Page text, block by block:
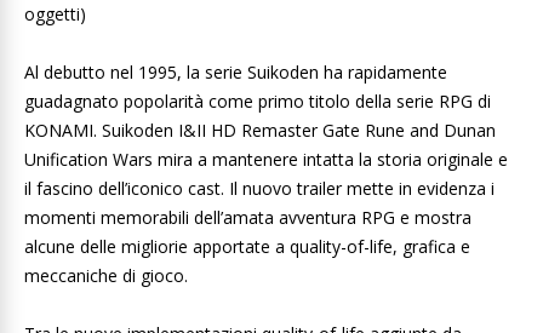
oggetti)
Al debutto nel 1995, la serie Suikoden ha rapidamente
guadagnato popolarità come primo titolo della serie RPG di
KONAMI. Suikoden I&II HD Remaster Gate Rune and Dunan
Unification Wars mira a mantenere intatta la storia originale e
il fascino dell’iconico cast. Il nuovo trailer mette in evidenza i
momenti memorabili dell’amata avventura RPG e mostra
alcune delle migliorie apportate a quality-of-life, grafica e
meccaniche di gioco.